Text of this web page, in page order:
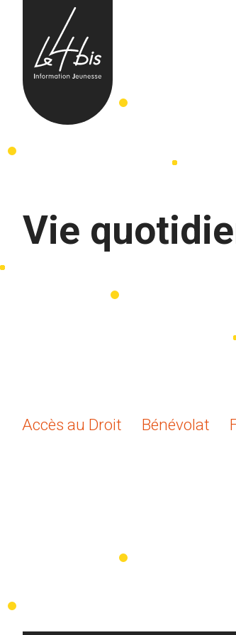
Skip to content
Vie
Accès au Droit Bénévolat